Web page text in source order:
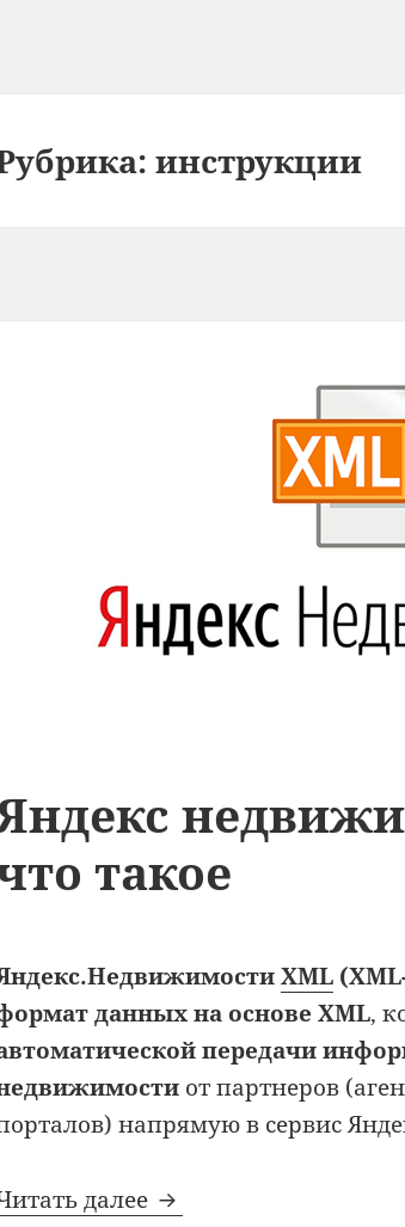
инструкции
такое
XML
данных на основе XML,
передачи
от партнеров
напрямую в сервис
далее Яндекс